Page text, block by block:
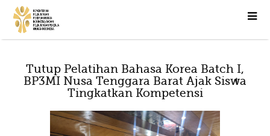
Tutup Pelatihan Bahasa Korea Batch I,
BP3MI Nusa Tenggara Barat Ajak Siswa
Tingkatkan Kompetensi